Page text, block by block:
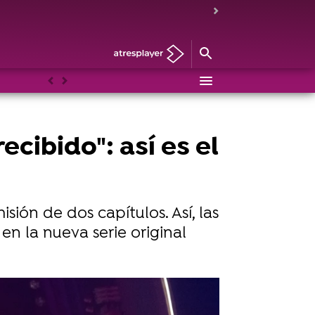
AnteriorSiguiente
así es el
de dos capítulos. Así, las
la nueva serie original